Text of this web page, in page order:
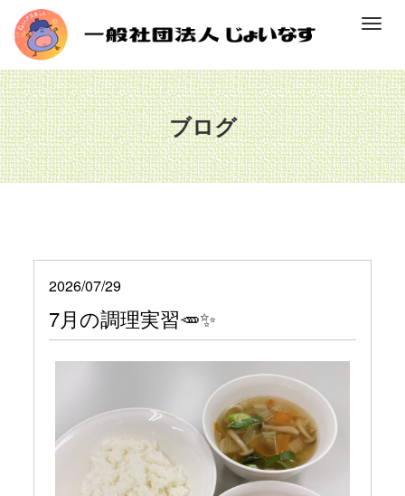
M
n
u
ブログ
2026/07/29
7月の調理実習🥕✨